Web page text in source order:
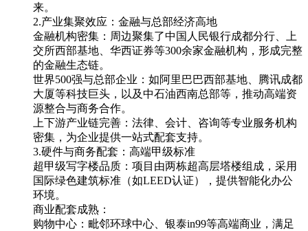
来。
2.产业集聚效应：金融与总部经济高地
金融机构密集：周边聚集了中国人民银行成都分行、上
交所西部基地、华西证券等300余家金融机构，形成完整
的金融生态链。
世界500强与总部企业：如阿里巴巴西部基地、腾讯成都
大厦等科技巨头，以及中石油西南总部等，推动高端资
源整合与商务合作。
上下游产业链完善：法律、会计、咨询等专业服务机构
密集，为企业提供一站式配套支持。
3.硬件与商务配套：高端甲级标准
超甲级写字楼品质：项目由两栋超高层塔楼组成，采用
国际绿色建筑标准（如LEED认证），提供智能化办公
环境。
商业配套成熟：
购物中心：毗邻环球中心、银泰in99等高端商业，满足